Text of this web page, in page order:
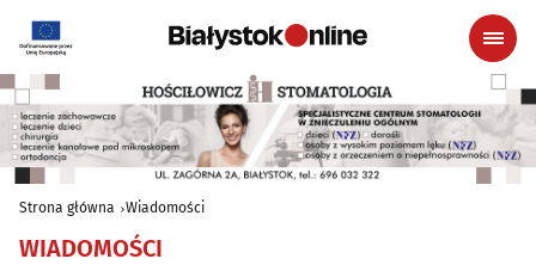
Strona główna Wiadomości
WIADOMOŚCI